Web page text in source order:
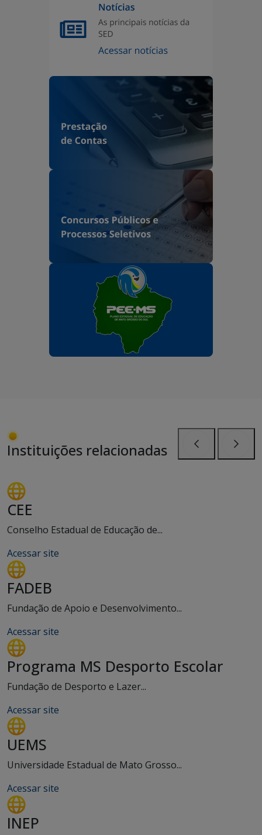
Instituições relacionadas
CEE
Conselho Estadual de Educação de...
Acessar site
FADEB
Fundação de Apoio e Desenvolvimento...
Acessar site
Programa MS Desporto Escolar
Fundação de Desporto e Lazer...
Acessar site
UEMS
Universidade Estadual de Mato Grosso...
Acessar site
INEP